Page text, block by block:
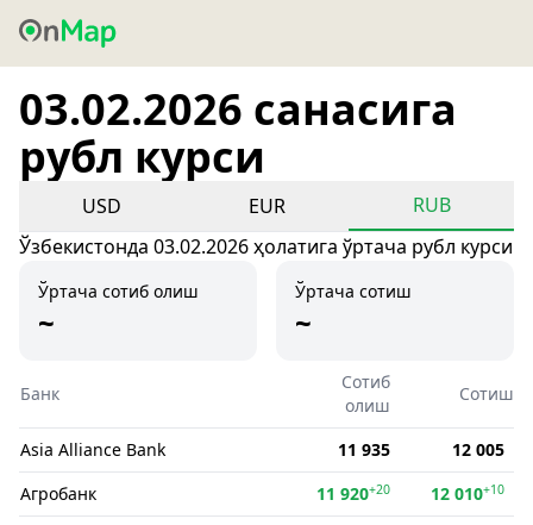
03.02.2026 санасига
рубл курси
USD EUR
RUB
Ўзбекистонда 03.02.2026 ҳолатига ўртача рубл курси
Ўртача сотиб олиш
~
Ўртача сотиш
~
Банк
Сотиб
олиш
Сотиш
Asia Alliance Bank 11 935
12 005
Агробанк
11 920+20 12 010+10